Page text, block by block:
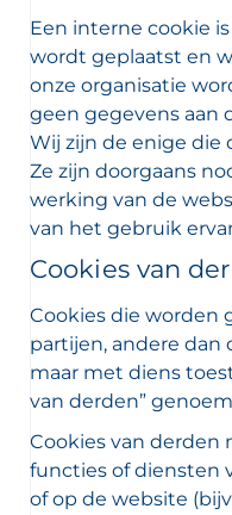
Een interne cookie
wordt geplaatst en
onze organisatie
geen gegevens aan
Wij zijn de enige die
Ze zijn doorgaans
werking van de
van het gebruik
Cookies van
Cookies die worden
partijen, andere dan
maar met diens
van derden”
Cookies van
functies of diensten
of op de website